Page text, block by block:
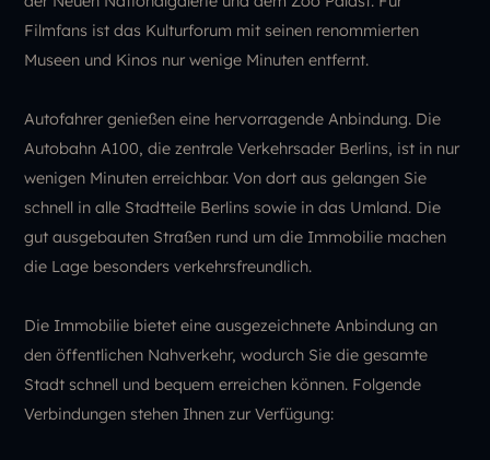
Filmfans ist das Kulturforum mit seinen renommierten
Museen und Kinos nur wenige Minuten entfernt.
Autofahrer genießen eine hervorragende Anbindung. Die
Autobahn A100, die zentrale Verkehrsader Berlins, ist in nur
wenigen Minuten erreichbar. Von dort aus gelangen Sie
schnell in alle Stadtteile Berlins sowie in das Umland. Die
gut ausgebauten Straßen rund um die Immobilie machen
die Lage besonders verkehrsfreundlich.
Die Immobilie bietet eine ausgezeichnete Anbindung an
den öffentlichen Nahverkehr, wodurch Sie die gesamte
Stadt schnell und bequem erreichen können. Folgende
Verbindungen stehen Ihnen zur Verfügung: